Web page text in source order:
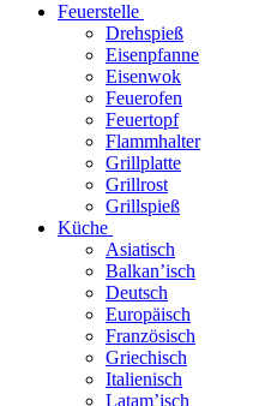
Feuerstelle
Drehspieß
Eisenpfanne
Eisenwok
Feuerofen
Feuertopf
Flammhalter
Grillplatte
Grillrost
Grillspieß
Küche
Asiatisch
Balkan’isch
Deutsch
Europäisch
Französisch
Griechisch
Italienisch
Latam’isch